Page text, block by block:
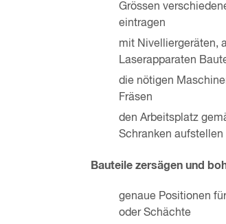
Grössen
eintragen
mit Nivelliergeräten,
Laserapparaten
die nötigen
Fräsen
den Arbeitsplatz
Schranken
Bauteile zersägen und
genaue Positionen
oder Schächte